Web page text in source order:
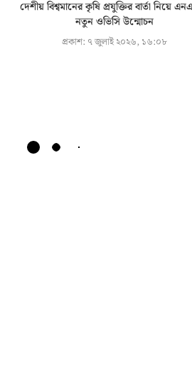
দেশীয় বিশ্বমানের কৃষি প্রযুক্তির বার্তা নিয়ে
নতুন ওভিসি উন্মোচন
প্রকাশ: ৭ জুলাই ২০২৬, ১৬:০৮